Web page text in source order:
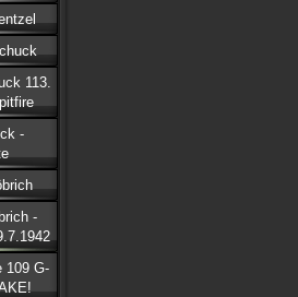
113.
-
-
109 G-